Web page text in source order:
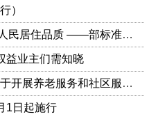
）
协同推进数字家庭建设 提高人民居住品质 ——部标准定额司相关负责人解读《关于加快发展数字家庭 提高居住品质的指导意见》
益业主们需知晓
民政部 发展改革委等六部门关于开展养老服务和社区服务信息惠民工程试点工作的通知（民函〔2014〕325号）
1日起施行